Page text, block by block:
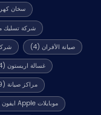
سخان
شركة تسليك
صيانة الأفران (4)
غسالة اريستون (4)
مراكز صيانة (29)
موبايلات Apple ايفون